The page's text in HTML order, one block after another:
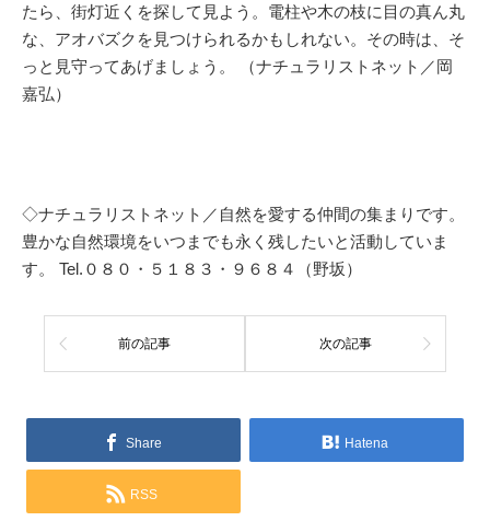
たら、街灯近くを探して見よう。電柱や木の枝に目の真ん丸
な、アオバズクを見つけられるかもしれない。その時は、そ
っと見守ってあげましょう。 （ナチュラリストネット／岡
嘉弘）
◇ナチュラリストネット／自然を愛する仲間の集まりです。
豊かな自然環境をいつまでも永く残したいと活動していま
す。 Tel.０８０・５１８３・９６８４（野坂）
前の記事 次の記事
Share Hatena
RSS